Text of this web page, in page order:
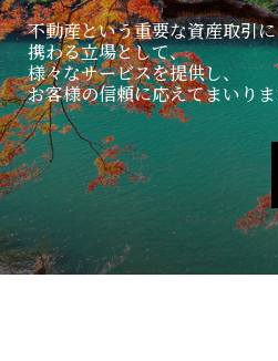
不動産という重要な資産取引に
携わる立場として、
様々なサービスを提供し、
お客様の信頼に応えてまいりま